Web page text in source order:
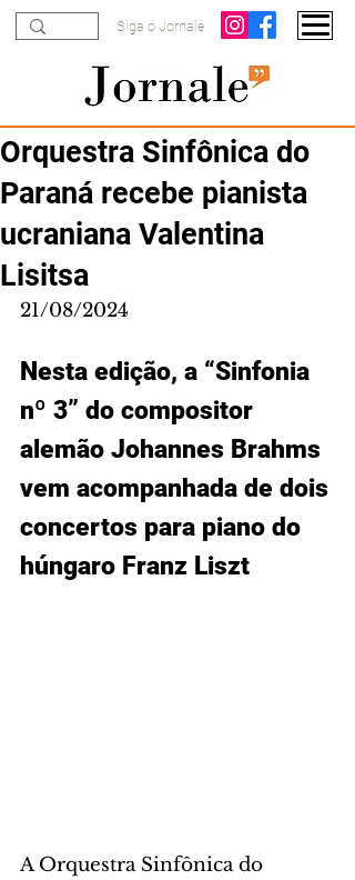
Siga o Jornale
Orquestra Sinfônica do
Paraná recebe pianista
ucraniana Valentina
Lisitsa
21/08/2024
Nesta edição, a “Sinfonia
nº 3” do compositor
alemão Johannes Brahms
vem acompanhada de dois
concertos para piano do
húngaro Franz Liszt
A Orquestra Sinfônica do